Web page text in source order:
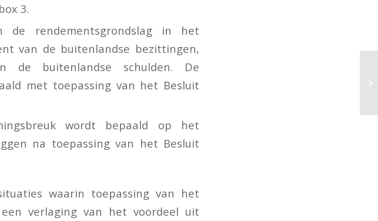
3.
rendementsgrondslag in het
van de buitenlandse bezittingen,
de buitenlandse schulden. De
met toepassing van het Besluit
wordt bepaald op het
na toepassing van het Besluit
waarin toepassing van het
verlaging van het voordeel uit